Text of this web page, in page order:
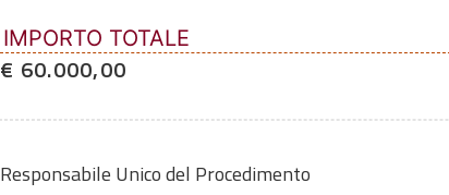
IMPORTO TOTALE
€ 60.000,00
Responsabile Unico del Procedimento